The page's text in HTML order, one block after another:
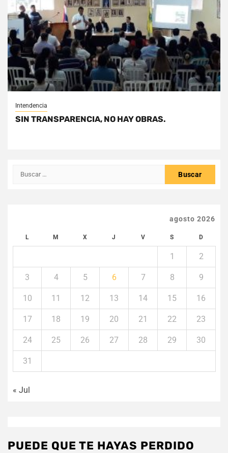
Intendencia
SIN TRANSPARENCIA, NO HAY OBRAS.
Buscar:
agosto 2026
L M X J V S D
1 2
3 4 5 6 7 8 9
10 11 12 13 14 15 16
17 18 19 20 21 22 23
24 25 26 27 28 29 30
31
« Jul
PUEDE QUE TE HAYAS PERDIDO